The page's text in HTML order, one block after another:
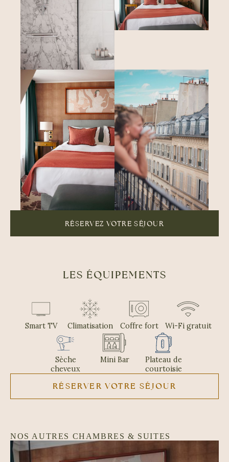
RÉSERVEZ VOTRE SÉJOUR
LES ÉQUIPEMENTS
Smart TV Climatisation Coffre fort Wi-Fi gratuit
Sèche
cheveux
Mini Bar
Plateau de
courtoisie
RÉSERVER VOTRE SÉJOUR
NOS AUTRES CHAMBRES & SUITES